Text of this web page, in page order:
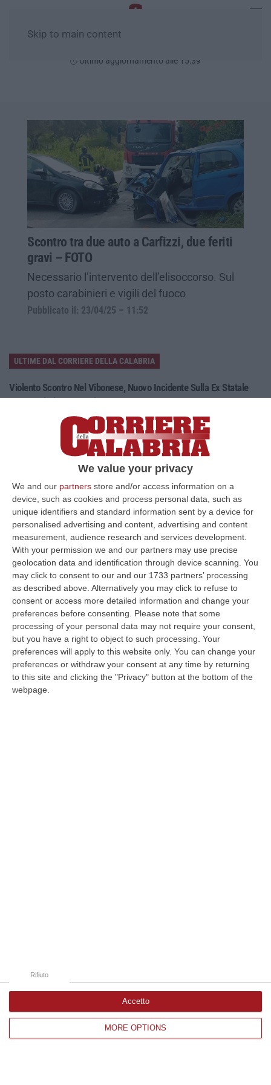
We value your privacy
We and our partners store and/or access information on a
device, such as cookies and process personal data, such as
unique identifiers and standard information sent by a device for
personalised advertising and content, advertising and content
measurement, audience research and services development.
With your permission we and our partners may use precise
geolocation data and identification through device scanning. You
may click to consent to our and our 1733 partners’ processing
as described above. Alternatively you may click to refuse to
consent or access more detailed information and change your
preferences before consenting.
Please note that some
processing of your personal data may not require your consent,
but you have a right to object to such processing. Your
preferences will apply to this website only. You can change your
preferences or withdraw your consent at any time by returning
to this site and clicking the "Privacy" button at the bottom of the
webpage.
MORE OPTIONS
Rifiuto
Accetto
Skip to main content
Ultimo aggiornamento alle 15:39
Scontro tra due auto a Carfizzi, due feriti
gravi – FOTO
Necessario l’intervento dell’elisoccorso. Sul
posto carabinieri e vigili del fuoco
Pubblicato il: 23/04/25 – 11:52
ULTIME DAL CORRIERE DELLA CALABRIA
Violento Scontro Nel Vibonese, Nuovo Incidente Sulla Ex Statale
522 A Briatico: Un Ferito
“VIBO VALENTIA A poche ore dalla tragica morte di una donna a causa di
un incidente avvenuto tra Zambrone e Briatico, un altro grave sinistr…
09 Agosto, 15:39
Pronto Soccorso In Affanno, In Estate Mancano 7 Mila Medici
“La carenza di medici nei Pronto soccorso si aggrava d’estate, quando
alle scoperture strutturali degli organici si aggiungono le assenze pe…
09 Agosto, 15:13
Meteo, Ondata Di Caldo Estremo Fino A Ferragosto
“Nella giornata di oggi ancora temporali, in alcuni casi molto intensi, sui
rilievi di Alpi e Appennini, e in locale estensione fin verso le…
09 Agosto, 15:10
Razionalizzazione Della Spesa Sanitaria E Acquisti Sotto Controllo.
La Strategia “anti-Sprechi” Della Regione
“CATANZARO La razionalizzazione della spesa sanitaria passa dalla
centralizzazione degli acquisti. È una delle direttrici individuate dalla…
09 Agosto, 14:37
Un’altra Tragedia Sulle Strade Vibonesi, Incidente Tra Zambrone E
Corriere delle Calabria è una testata giornalistica di News&Com S.r.l